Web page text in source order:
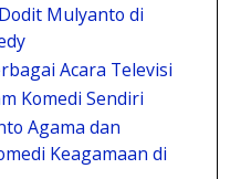
Mulyanto di
Acara Televisi
Komedi Sendiri
Agama dan
Keagamaan di